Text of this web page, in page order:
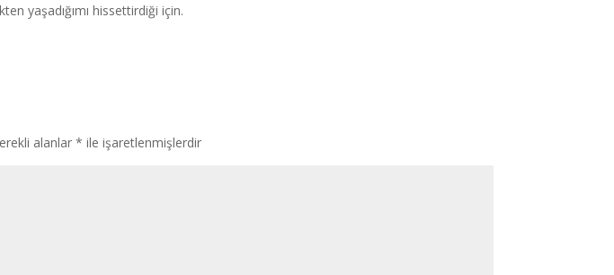
yaşadığımı hissettirdiği için.
alanlar * ile işaretlenmişlerdir